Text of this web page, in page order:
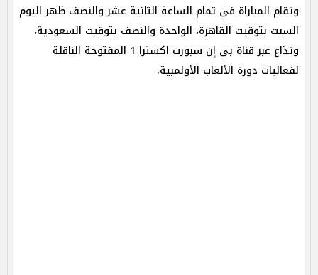
وتقام المباراة في تمام الساعة الثانية عشر والنصف ظهر اليوم
السبت بتوقيت القاهرة، الواحدة والنصف بتوقيت السعودية،
وتذاع عبر قناة بي إن سبورت اكسترا 1 المفتوحة الناقلة
لفعاليات دورة الألعاب الأولمبية.